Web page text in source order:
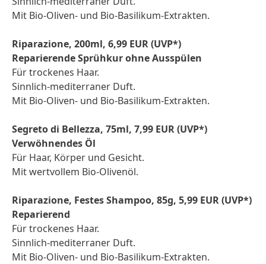
Mit Bio-Oliven- und Bio-Basilikum-Extrakten.
Riparazione, 200ml, 6,99 EUR (UVP*)
Reparierende Sprühkur ohne Ausspülen
Für trockenes Haar.
Sinnlich-mediterraner Duft.
Mit Bio-Oliven- und Bio-Basilikum-Extrakten.
Segreto di Bellezza, 75ml, 7,99 EUR (UVP*)
Verwöhnendes Öl
Für Haar, Körper und Gesicht.
Mit wertvollem Bio-Olivenöl.
Riparazione, Festes Shampoo, 85g, 5,99 EUR (UVP*)
Reparierend
Für trockenes Haar.
Sinnlich-mediterraner Duft.
Mit Bio-Oliven- und Bio-Basilikum-Extrakten.